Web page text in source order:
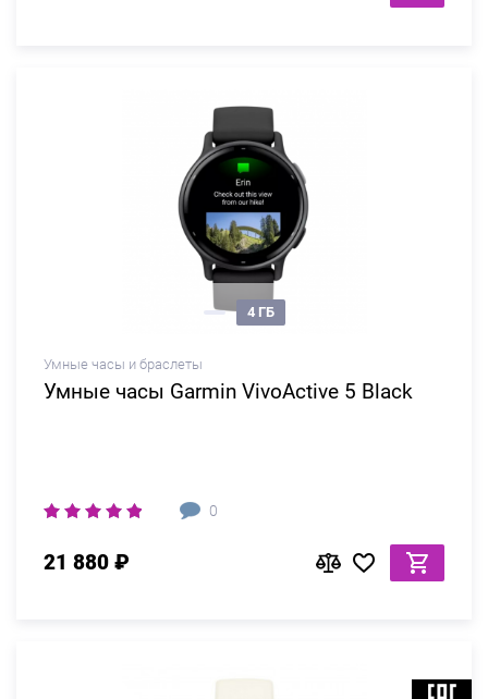
Умные часы и браслеты
Умные часы Garmin VivoActive 5 Black
0
4 ГБ
21 880 ₽